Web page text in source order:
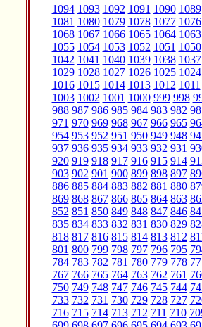
1094 1093 1092 1091 1090 1089
1081 1080 1079 1078 1077 1076
1068 1067 1066 1065 1064 1063
1055 1054 1053 1052 1051 1050
1042 1041 1040 1039 1038 1037
1029 1028 1027 1026 1025 1024
1016 1015 1014 1013 1012 1011
1003 1002 1001 1000 999 998
988 987 986 985 984 983 982
971 970 969 968 967 966 965
954 953 952 951 950 949 948
937 936 935 934 933 932 931
920 919 918 917 916 915 914
903 902 901 900 899 898 897
886 885 884 883 882 881 880
869 868 867 866 865 864 863
852 851 850 849 848 847 846
835 834 833 832 831 830 829
818 817 816 815 814 813 812
801 800 799 798 797 796 795
784 783 782 781 780 779 778
767 766 765 764 763 762 761
750 749 748 747 746 745 744
733 732 731 730 729 728 727
716 715 714 713 712 711 710